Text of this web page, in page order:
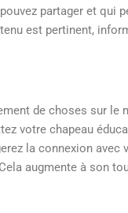
partager et qui
est pertinent,
de choses sur le
votre chapeau
la connexion avec
augmente à son